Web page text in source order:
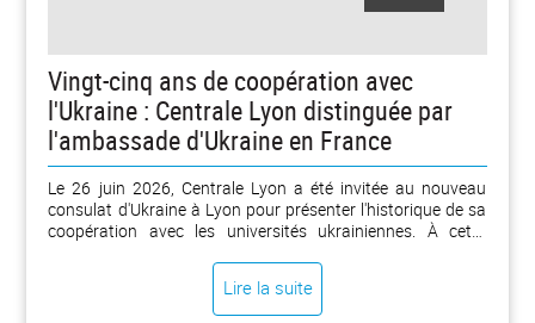
Vingt-cinq ans de coopération avec
l'Ukraine : Centrale Lyon distinguée par
l'ambassade d'Ukraine en France
Le 26 juin 2026, Centrale Lyon a été invitée au nouveau
consulat d'Ukraine à Lyon pour présenter l'historique de sa
coopération avec les universités ukrainiennes. À cette
par S.E.M. Vadym Omelchenko, ambassadeur d'Ukraine en
France, à Monaco et représentant permanent auprès de
l'UNESCO, au nom du peuple ukrainien, du président
Lire la suite